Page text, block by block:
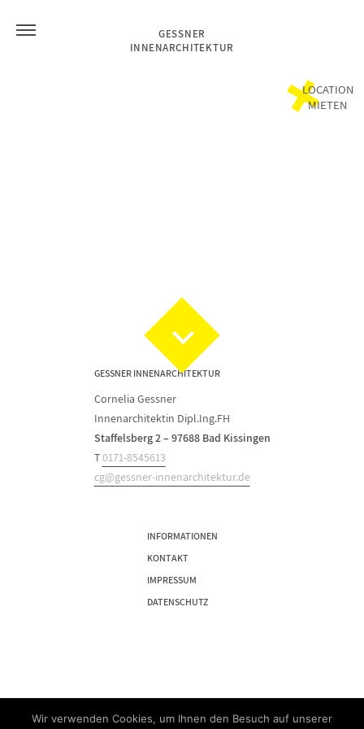
GESSNER
INNENARCHITEKTUR
LOCATION
MIETEN
Wir verwenden Cookies, um Ihnen den Besuch auf unserer
GESSNER INNENARCHITEKTUR
Cornelia Gessner
Innenarchitektin Dipl.Ing.FH
Staffelsberg 2 – 97688 Bad Kissingen
T0171-8545613
cg@gessner-innenarchitektur.de
INFORMATIONEN
KONTAKT
IMPRESSUM
DATENSCHUTZ